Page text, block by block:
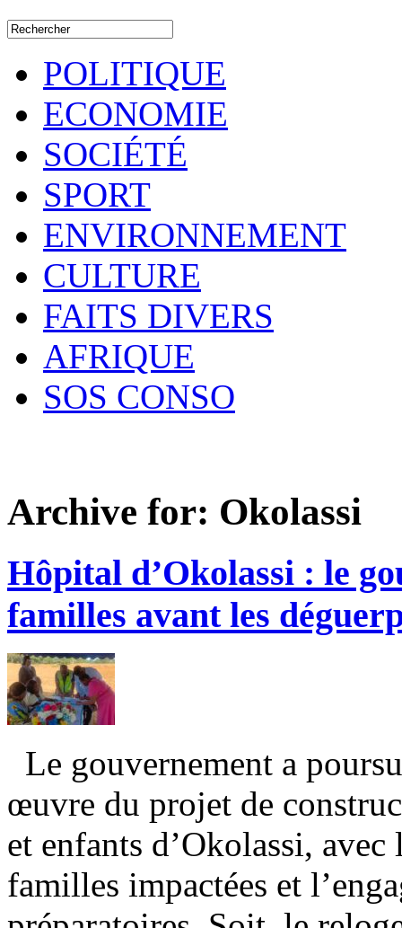
POLITIQUE
ECONOMIE
SOCIÉTÉ
SPORT
ENVIRONNEMENT
CULTURE
FAITS DIVERS
AFRIQUE
SOS CONSO
Archive for: Okolassi
Hôpital d’Okolassi : le
familles avant les
Le gouvernement a
œuvre du projet de
et enfants d’Okolassi,
familles impactées et